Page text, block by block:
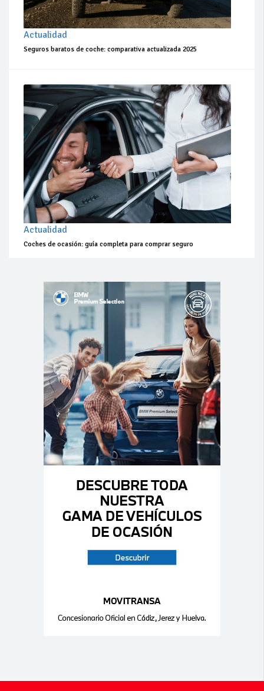
Actualidad
Seguros baratos de coche: comparativa actualizada 2025
Actualidad
Coches de ocasión: guía completa para comprar seguro